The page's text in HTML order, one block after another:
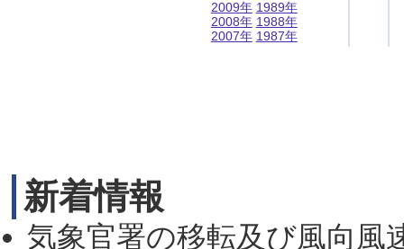
2009年
2008年
2007年
1989年
1988年
1987年
新着情報
気象官署の移転及び風向風